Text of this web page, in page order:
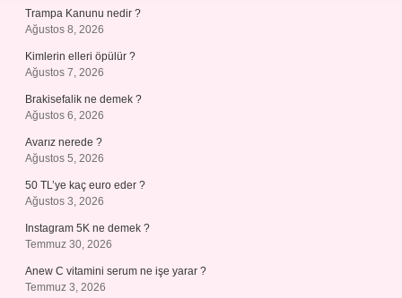
Trampa Kanunu nedir ?
Ağustos 8, 2026
Kimlerin elleri öpülür ?
Ağustos 7, 2026
Brakisefalik ne demek ?
Ağustos 6, 2026
Avarız nerede ?
Ağustos 5, 2026
50 TL’ye kaç euro eder ?
Ağustos 3, 2026
Instagram 5K ne demek ?
Temmuz 30, 2026
Anew C vitamini serum ne işe yarar ?
Temmuz 3, 2026